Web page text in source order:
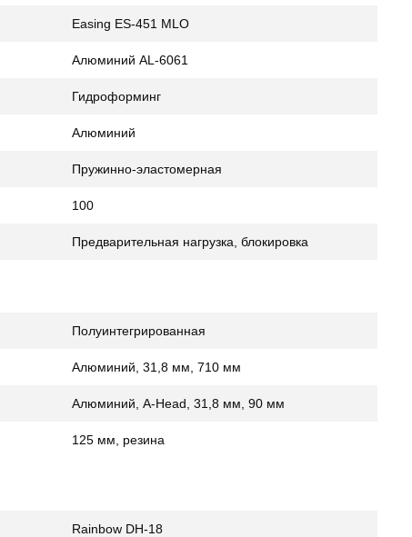
Easing ES-451 MLO
Алюминий AL-6061
Гидроформинг
Алюминий
Пружинно-эластомерная
100
Предварительная нагрузка, блокировка
Полуинтегрированная
Алюминий, 31,8 мм, 710 мм
Алюминий, A-Head, 31,8 мм, 90 мм
125 мм, резина
Rainbow DH-18